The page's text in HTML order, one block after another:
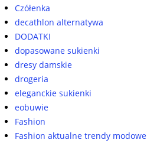
Czółenka
decathlon alternatywa
DODATKI
dopasowane sukienki
dresy damskie
drogeria
eleganckie sukienki
eobuwie
Fashion
Fashion aktualne trendy modowe